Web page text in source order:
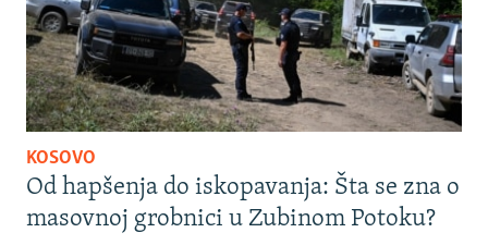
KOSOVO
Od hapšenja do iskopavanja: Šta se zna o
masovnoj grobnici u Zubinom Potoku?